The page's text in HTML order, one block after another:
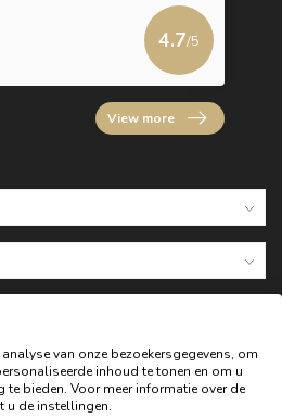
4.7/5
View more
van onze bezoekersgegevens, om
inhoud te tonen en om u
bieden. Voor meer informatie over de
u de instellingen.